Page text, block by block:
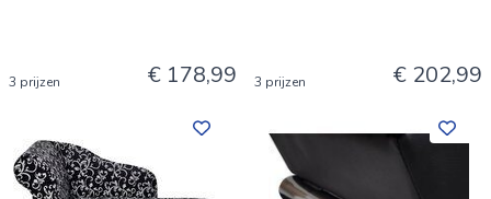
3 prijzen € 178,99 3 prijzen € 202,99